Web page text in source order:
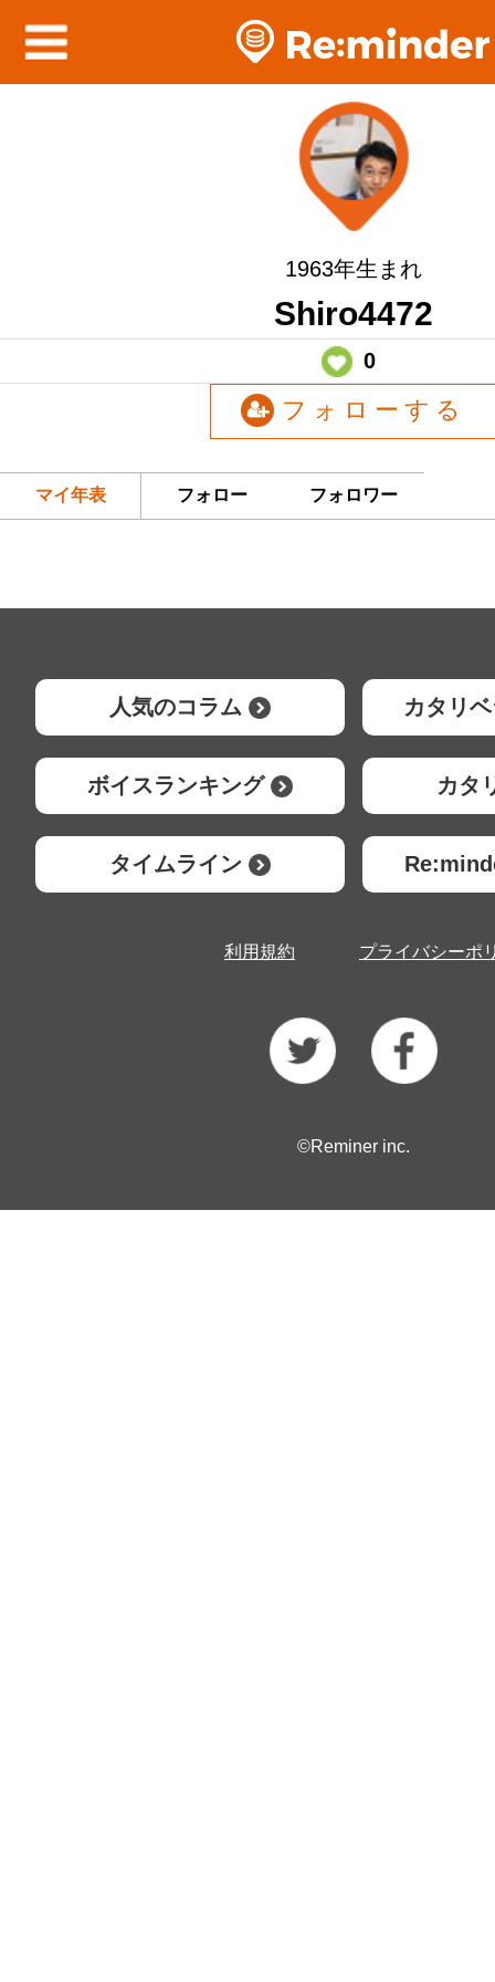
1963年生まれ
Shiro4472
0
フォローする
マイ年表 フォロー フォロワー
人気のコラム カタリ
ボイスランキング カタ
タイムライン
利用規約 プライバシーポ
©Reminer inc.